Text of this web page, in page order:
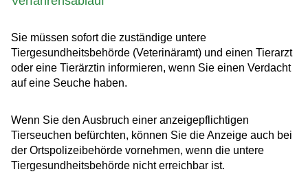
Sie müssen sofort die zuständige untere
Tiergesundheitsbehörde (Veterinäramt) und einen Tierarzt
oder eine Tierärztin informieren, wenn Sie einen Verdacht
auf eine Seuche haben.
Wenn Sie den Ausbruch einer anzeigepflichtigen
Tierseuchen befürchten, können Sie die Anzeige auch bei
der Ortspolizeibehörde vornehmen, wenn die untere
Tiergesundheitsbehörde nicht erreichbar ist.